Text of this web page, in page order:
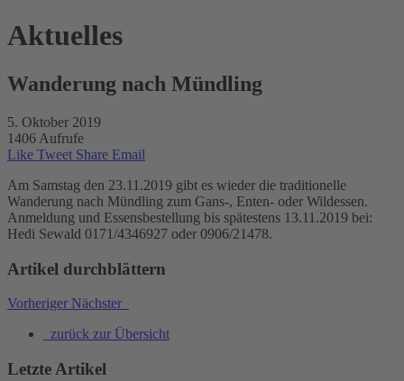
Aktuelles
Wanderung nach Mündling
5. Oktober 2019
1406 Aufrufe
Like Tweet Share Email
Am Samstag den 23.11.2019 gibt es wieder die traditionelle
Wanderung nach Mündling zum Gans-, Enten- oder Wildessen.
Anmeldung und Essensbestellung bis spätestens 13.11.2019 bei:
Hedi Sewald 0171/4346927 oder 0906/21478.
Artikel durchblättern
Vorheriger Nächster
zurück zur Übersicht
Letzte Artikel